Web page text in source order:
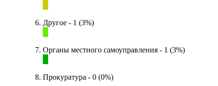
Другое - 1 (3%)
Органы местного самоуправления - 1 (3%)
Прокуратура - 0 (0%)